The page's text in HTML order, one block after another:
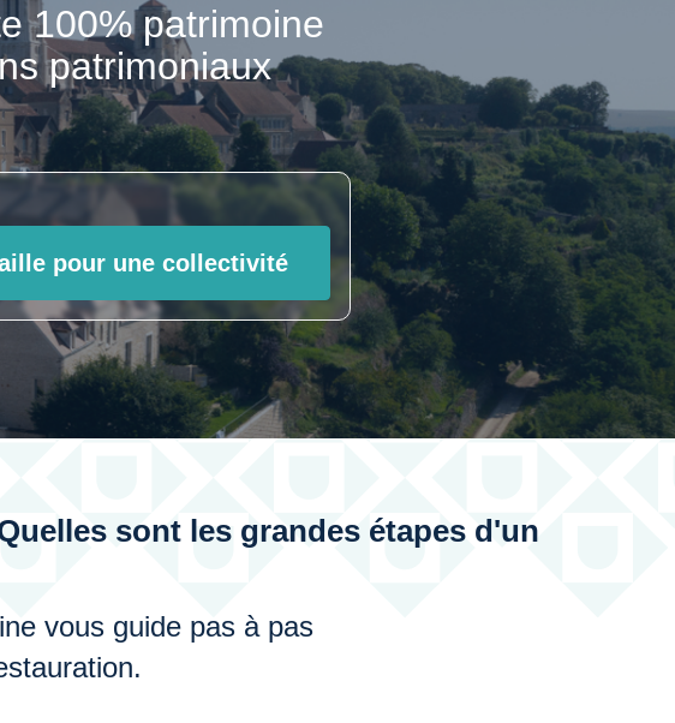
100% patrimoine
patrimoniaux
pour une collectivité
sont les grandes étapes d'un
vous guide pas à pas